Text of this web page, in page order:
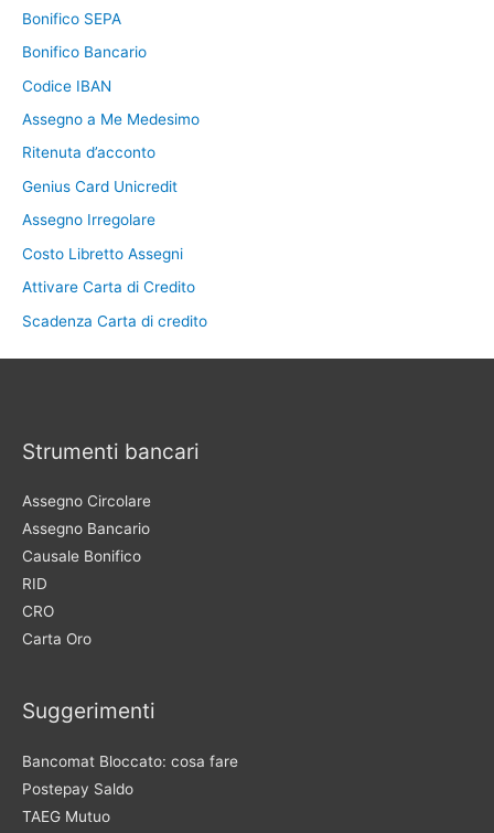
Bonifico SEPA
Bonifico Bancario
Codice IBAN
Assegno a Me Medesimo
Ritenuta d’acconto
Genius Card Unicredit
Assegno Irregolare
Costo Libretto Assegni
Attivare Carta di Credito
Scadenza Carta di credito
Strumenti bancari
Assegno Circolare
Assegno Bancario
Causale Bonifico
RID
CRO
Carta Oro
Suggerimenti
Bancomat Bloccato: cosa fare
Postepay Saldo
TAEG Mutuo